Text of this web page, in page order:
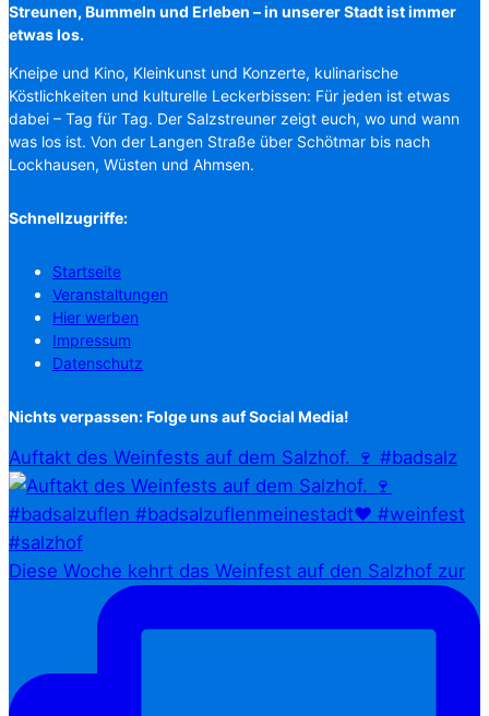
Streunen, Bummeln und Erleben – in unserer Stadt ist immer
etwas los.
Kneipe und Kino, Kleinkunst und Konzerte, kulinarische
Köstlichkeiten und kulturelle Leckerbissen: Für jeden ist etwas
dabei – Tag für Tag. Der Salzstreuner zeigt euch, wo und wann
was los ist. Von der Langen Straße über Schötmar bis nach
Lockhausen, Wüsten und Ahmsen.
Schnellzugriffe:
Startseite
Veranstaltungen
Hier werben
Impressum
Datenschutz
Nichts verpassen: Folge uns auf Social Media!
Auftakt des Weinfests auf dem Salzhof. 🍷 #badsalz
Diese Woche kehrt das Weinfest auf den Salzhof zur